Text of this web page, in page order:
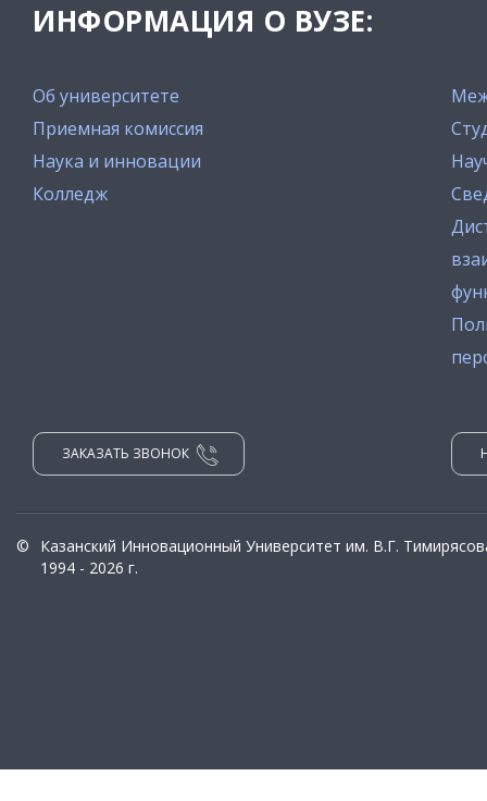
ИНФОРМАЦИЯ О ВУЗЕ:
Об университете
Приемная комиссия
Наука и инновации
Колледж
ЗАКАЗАТЬ ЗВОНОК
©
Казанский Инновационный Университет им. В.Г.
1994 - 2026 г.